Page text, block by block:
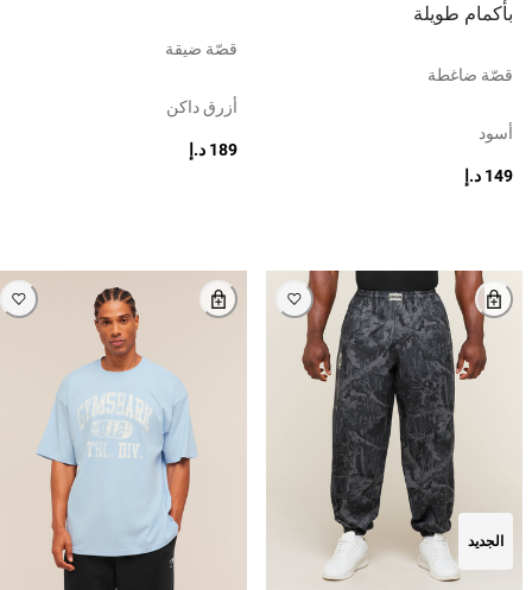
بأكمام طويلة
قصّة ضاغطة
أسود
149 د.إ
قصّة ضيقة
أزرق داكن
189 د.إ
الجديد